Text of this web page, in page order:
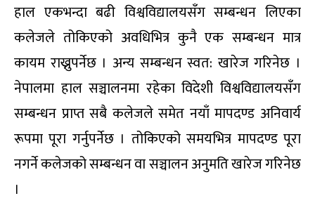
हाल एकभन्दा बढी विश्वविद्यालयसँग सम्बन्धन लिएका
कलेजले तोकिएको अवधिभित्र कुनै एक सम्बन्धन मात्र
कायम राख्नुपर्नेछ । अन्य सम्बन्धन स्वत: खारेज गरिनेछ ।
नेपालमा हाल सञ्चालनमा रहेका विदेशी विश्वविद्यालयसँग
सम्बन्धन प्राप्त सबै कलेजले समेत नयाँ मापदण्ड अनिवार्य
रूपमा पूरा गर्नुपर्नेछ । तोकिएको समयभित्र मापदण्ड पूरा
नगर्ने कलेजको सम्बन्धन वा सञ्चालन अनुमति खारेज गरिनेछ
।